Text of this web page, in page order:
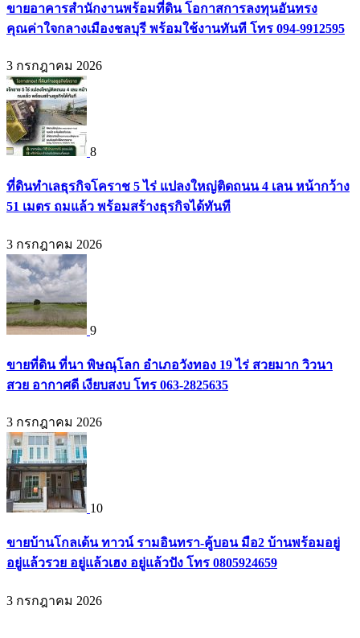
ขายอาคารสำนักงานพร้อมที่ดิน โอกาสการลงทุนอันทรง
คุณค่าใจกลางเมืองชลบุรี พร้อมใช้งานทันที โทร 094-9912595
3 กรกฎาคม 2026
8
ที่ดินทำเลธุรกิจโคราช 5 ไร่ แปลงใหญ่ติดถนน 4 เลน หน้ากว้าง
51 เมตร ถมแล้ว พร้อมสร้างธุรกิจได้ทันที
3 กรกฎาคม 2026
9
ขายที่ดิน ที่นา พิษณุโลก อำเภอวังทอง 19 ไร่ สวยมาก วิวนา
สวย อากาศดี เงียบสงบ โทร 063-2825635
3 กรกฎาคม 2026
10
ขายบ้านโกลเด้น ทาวน์ รามอินทรา-คู้บอน มือ2 บ้านพร้อมอยู่
อยู่แล้วรวย อยู่แล้วเฮง อยู่แล้วปัง โทร 0805924659
3 กรกฎาคม 2026